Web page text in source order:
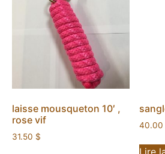
laisse mousqueton 10′ ,
rose vif
31.50 $
40.00